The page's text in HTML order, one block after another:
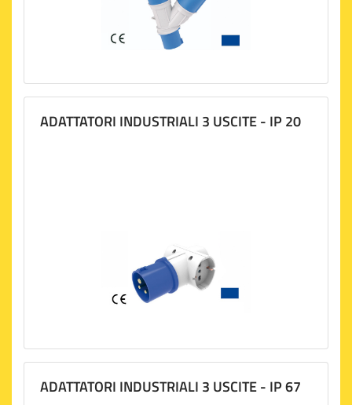
ADATTATORI INDUSTRIALI 3 USCITE - IP 20
ADATTATORI INDUSTRIALI 3 USCITE - IP 67